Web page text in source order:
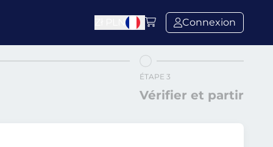
Connexion
ÉTAPE 3
Vérifier et partir